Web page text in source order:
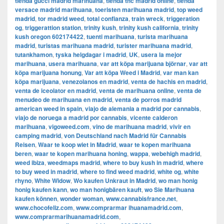
versace madrid marihuana, toeristen marihuana madrid, top weed
madrid, tor madrid weed, total confianza, train wreck, triggeration
og, triggerattion station, trinity kush, trinity kush california, trinity
kush oregon 602174422, tuenti marihuana, turista marihuana
madrid, turistas marihuana madrid, turister marihuana madrid,
tutankhamon, tyska helgdagar i madrid, UK, usera la mejor
marihuana, usera marihuana, var att köpa marijuana björnar, var att
köpa marijuana honung, Var att köpa Weed i Madrid, var man kan
köpa marijuana, venezolanos en madrid, venta de hachis en madrid,
venta de iceolator en madrid, venta de marihuana online, venta de
menudeo de marihuana en madrid, venta de porros madrid
american weed in spain, viajo de alemania a madrid por cannabis,
viajo de noruega a madrid por cannabis, vicente calderon
marihuana, vigoweed.com, vino de marihuana madrid, vivir en
camping madrid, von Deutschland nach Madrid für Cannabis
Reisen, Waar te koop wiet in Madrid, waar te kopen marihuana
beren, waar te kopen marihuana honing, wappa, webehigh madrid,
weed ibiza, weedmaps madrid, where to buy kush in madrid, where
to buy weed in madrid, where to find weed madrid, white og, white
rhyno, White Widow, Wo kaufen Unkraut in Madrid, wo man honig
honig kaufen kann, wo man honigbären kauft, wo Sie Marihuana
kaufen können, wonder woman, www.cannabisfrance.net,
www.chocofeliz.com, www.comprarmar ihuanamadrid.com,
www.comprarmarihuanamadrid.com,